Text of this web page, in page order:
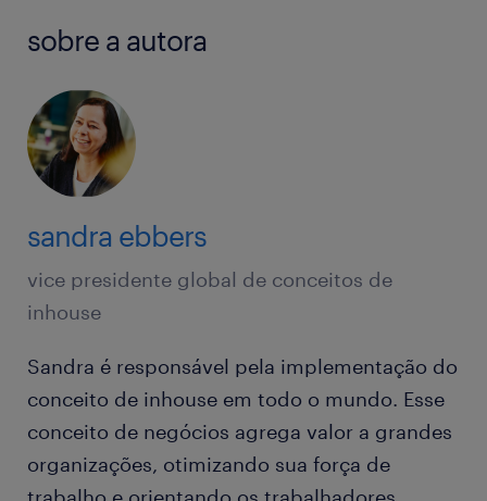
sobre a autora
sandra ebbers
vice presidente global de conceitos de
inhouse
Sandra é responsável pela implementação do
conceito de inhouse em todo o mundo. Esse
conceito de negócios agrega valor a grandes
organizações, otimizando sua força de